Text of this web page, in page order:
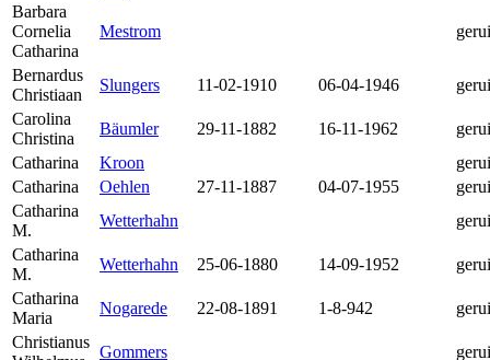
Barbara
Cornelia
Catharina
Mestrom
Bernardus
Christiaan
Slungers 11-02-1910 06-04-1946
Carolina
Christina
Bäumler 29-11-1882 16-11-1962
Catharina
Kroon
Catharina
Oehlen 27-11-1887 04-07-1955
Catharina
M.
Wetterhahn
Catharina
M.
Wetterhahn 25-06-1880 14-09-1952
Catharina
Maria
Nogarede 22-08-1891 1-8-942
Christianus
Gommers